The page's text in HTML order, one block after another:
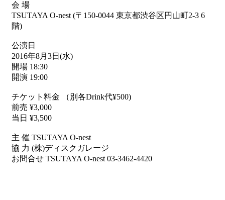
会 場
TSUTAYA O-nest (〒150-0044 東京都渋谷区円山町2-3 6
階)
公演日
2016年8月3日(水)
開場 18:30
開演 19:00
チケット料金 （別各Drink代¥500)
前売 ¥3,000
当日 ¥3,500
主 催 TSUTAYA O-nest
協 力 (株)ディスクガレージ
お問合せ TSUTAYA O-nest 03-3462-4420